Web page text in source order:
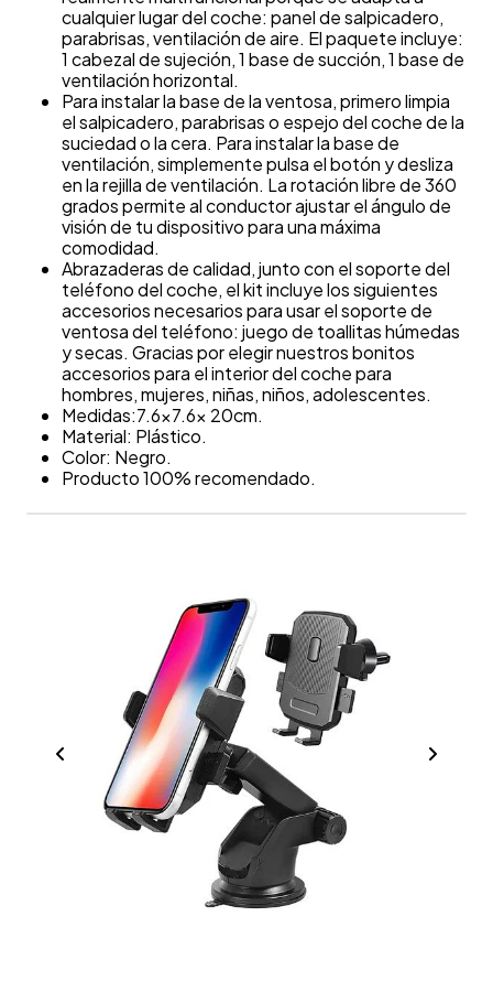
cualquier lugar del coche: panel de salpicadero,
parabrisas, ventilación de aire. El paquete incluye:
1 cabezal de sujeción, 1 base de succión, 1 base de
ventilación horizontal.
Para instalar la base de la ventosa, primero limpia
el salpicadero, parabrisas o espejo del coche de la
suciedad o la cera. Para instalar la base de
ventilación, simplemente pulsa el botón y desliza
en la rejilla de ventilación. La rotación libre de 360
grados permite al conductor ajustar el ángulo de
visión de tu dispositivo para una máxima
comodidad.
Abrazaderas de calidad, junto con el soporte del
teléfono del coche, el kit incluye los siguientes
accesorios necesarios para usar el soporte de
ventosa del teléfono: juego de toallitas húmedas
y secas. Gracias por elegir nuestros bonitos
accesorios para el interior del coche para
hombres, mujeres, niñas, niños, adolescentes.
Medidas:7.6x7.6x 20cm.
Material: Plástico.
Color: Negro.
Producto 100% recomendado.